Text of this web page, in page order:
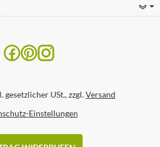
gesetzlicher USt., zzgl.Versand
Einstellungen